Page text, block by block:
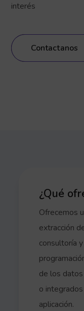
interés
Contactanos
¿Qué
Ofrecemos
extracción
consultoría
de los
o
aplicación.